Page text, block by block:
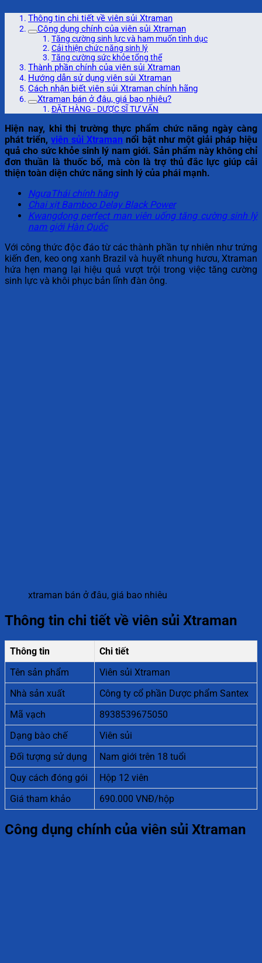
Thông tin chi tiết về viên sủi Xtraman
Công dụng chính của viên sủi Xtraman
Tăng cường sinh lực và ham muốn tình dục
Cải thiện chức năng sinh lý
Tăng cường sức khỏe tổng thể
Thành phần chính của viên sủi Xtraman
Hướng dẫn sử dụng viên sủi Xtraman
Cách nhận biết viên sủi Xtraman chính hãng
Xtraman bán ở đâu, giá bao nhiêu?
ĐẶT HÀNG - DƯỢC SĨ TƯ VẤN
Hiện nay, khi thị trường thực phẩm chức năng ngày càng
phát triển,viên sủi Xtraman nổi bật như một giải pháp hiệu
quả cho sức khỏe sinh lý nam giới. Sản phẩm này không chỉ
đơn thuần là thuốc bổ, mà còn là trợ thủ đắc lực giúp cải
thiện toàn diện chức năng sinh lý của phái mạnh.
NgựaThái chính hãng
Chai xịt Bamboo Delay Black Power
Kwangdong perfect man viên uống tăng cường sinh lý
nam giới Hàn Quốc
Với công thức độc đáo từ các thành phần tự nhiên như trứng
kiến đen, keo ong xanh Brazil và huyết nhung hươu, Xtraman
hứa hẹn mang lại hiệu quả vượt trội trong việc tăng cường
sinh lực và khôi phục bản lĩnh đàn ông.
xtraman bán ở đâu, giá bao nhiêu
Thông tin chi tiết về viên sủi Xtraman
Thông tin
Chi tiết
Tên sản phẩm
Viên sủi Xtraman
Nhà sản xuất
Công ty cổ phần Dược phẩm Santex
Mã vạch
8938539675050
Dạng bào chế
Viên sủi
Đối tượng sử dụng
Nam giới trên 18 tuổi
Quy cách đóng gói
Hộp 12 viên
Giá tham khảo
690.000 VNĐ/hộp
Công dụng chính của viên sủi Xtraman